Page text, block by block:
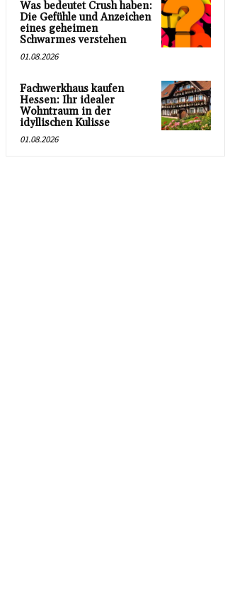
Was bedeutet Crush haben:
Die Gefühle und Anzeichen
eines geheimen
Schwarmes verstehen
01.08.2026
Fachwerkhaus kaufen
Hessen: Ihr idealer
Wohntraum in der
idyllischen Kulisse
01.08.2026